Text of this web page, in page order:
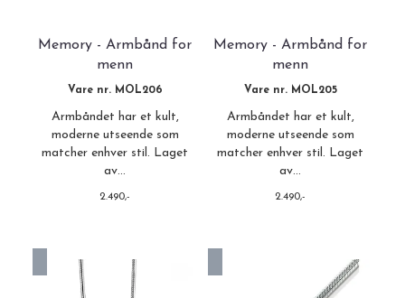
Memory - Armbånd for
menn
Vare nr. MOL206
Armbåndet har et kult,
moderne utseende som
matcher enhver stil. Laget
av...
2.490,-
Memory - Armbånd for
menn
Vare nr. MOL205
Armbåndet har et kult,
moderne utseende som
matcher enhver stil. Laget
av...
2.490,-